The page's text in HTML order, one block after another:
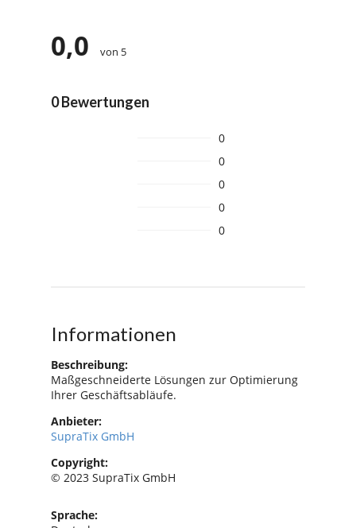
0,0 von 5
0 Bewertungen
0
0
0
0
0
Informationen
Beschreibung:
Maßgeschneiderte Lösungen zur Optimierung
Ihrer Geschäftsabläufe.
Anbieter:
SupraTix GmbH
Copyright:
© 2023 SupraTix GmbH
Sprache: